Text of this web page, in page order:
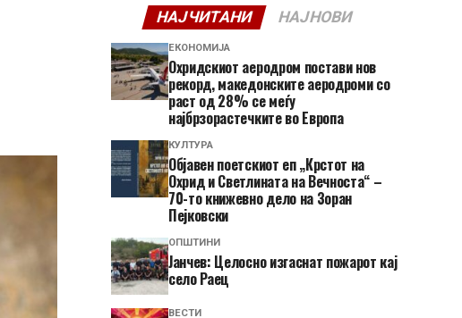
НАЈЧИТАНИ НАЈНОВИ
ЕКОНОМИЈА
Охридскиот аеродром постави нов
рекорд, македонските аеродроми со
раст од 28% се меѓу
најбрзорастечките во Европа
КУЛТУРА
Објавен поетскиот еп „Крстот на
Охрид и Светлината на Вечноста“ –
70-то книжевно дело на Зоран
Пејковски
ОПШТИНИ
Јанчев: Целосно изгаснат пожарот кај
село Раец
ВЕСТИ